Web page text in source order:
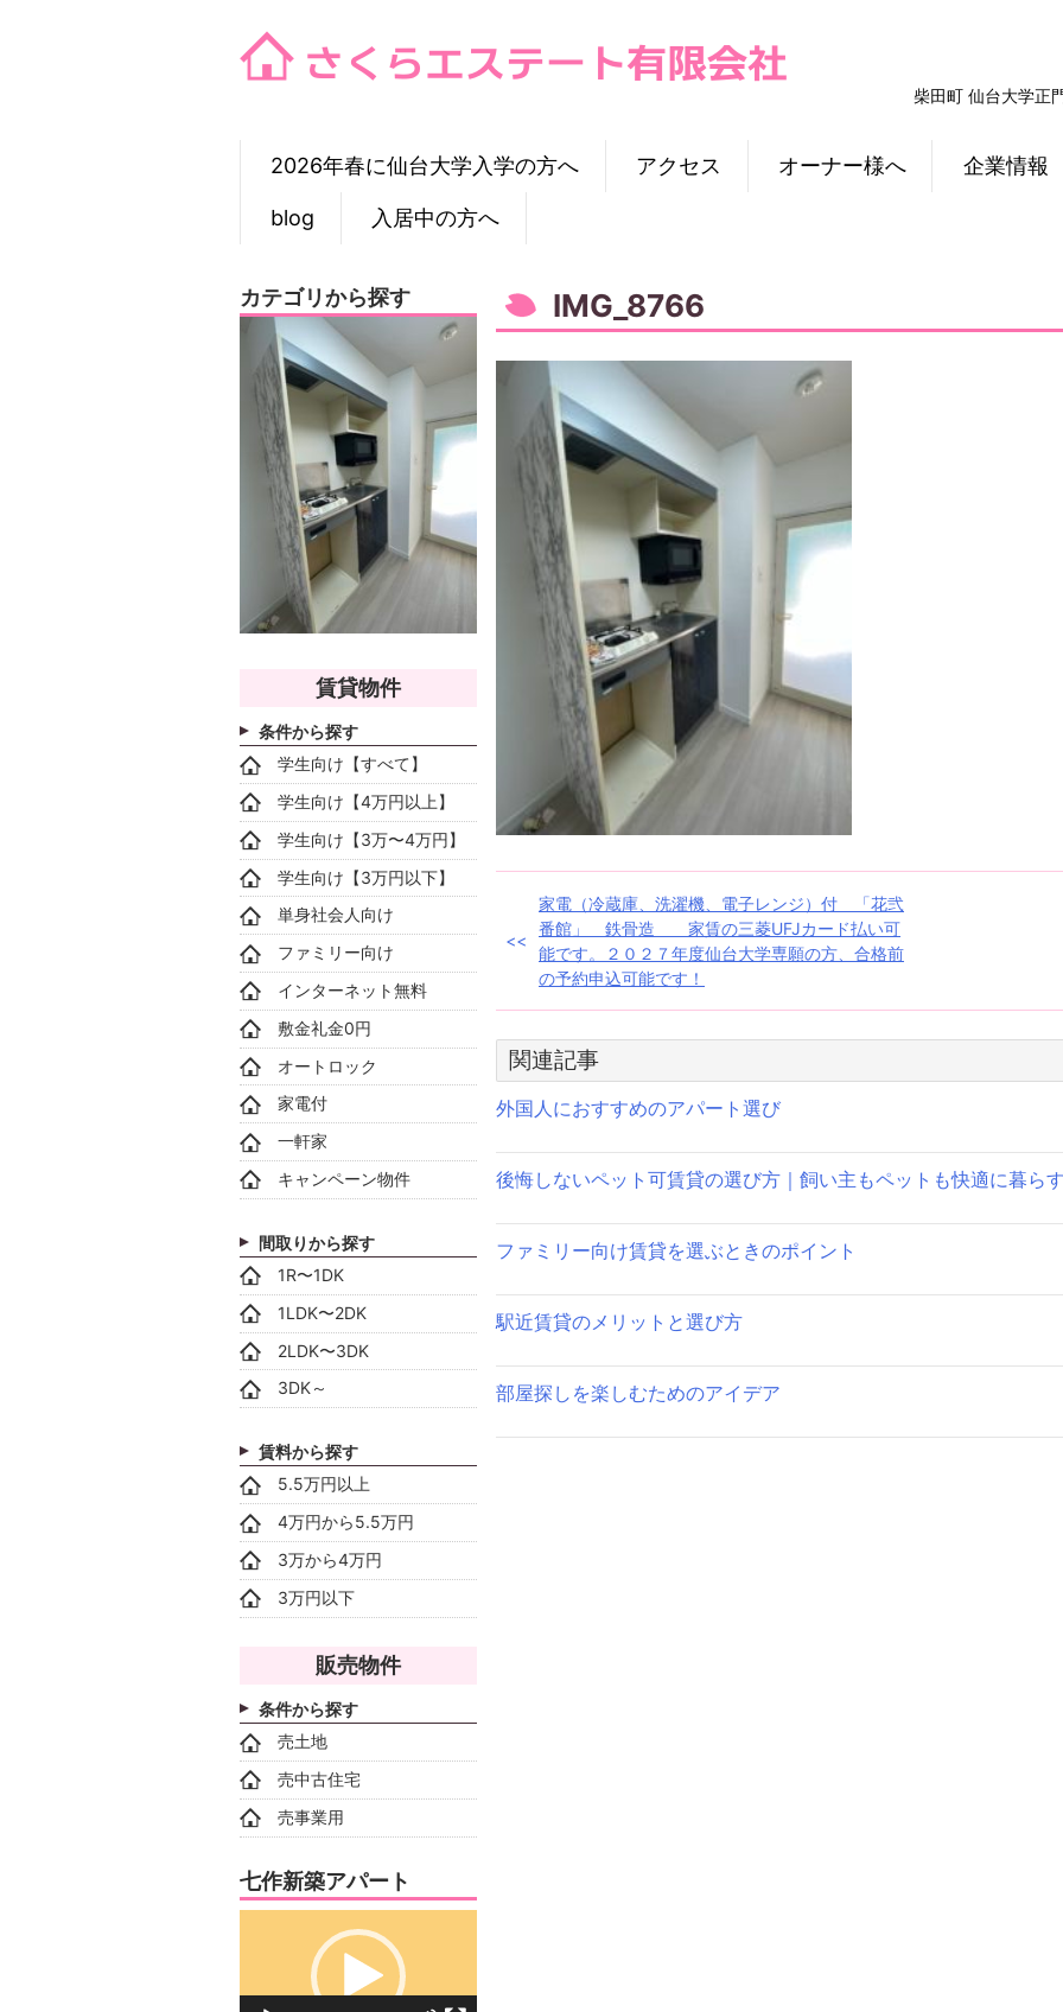
柴田町 仙台大学正
2026年春に仙台大学入学の方へ アクセス オーナー様へ 企業情報
blog 入居中の方へ
IMG_8766
稿
ビ
ゲ
ー
シ
ン
家電（冷蔵庫、洗濯機、電子レンジ）付 「花弐
番館」 鉄骨造 家賃の三菱UFJカード払い可
能です。２０２７年度仙台大学専願の方、合格前
の予約申込可能です！
関連記事
外国人におすすめのアパート選び
後悔しないペット可賃貸の選び方｜飼い主もペットも快適に暮ら
ファミリー向け賃貸を選ぶときのポイント
駅近賃貸のメリットと選び方
部屋探しを楽しむためのアイデア
カテゴリから探す
賃貸物件
条件から探す
学生向け【すべて】
学生向け【4万円以上】
学生向け【3万〜4万円】
学生向け【3万円以下】
単身社会人向け
ファミリー向け
インターネット無料
敷金礼金0円
オートロック
家電付
一軒家
キャンペーン物件
間取りから探す
1R〜1DK
1LDK〜2DK
2LDK〜3DK
3DK～
賃料から探す
5.5万円以上
4万円から5.5万円
3万から4万円
3万円以下
販売物件
条件から探す
売土地
売中古住宅
売事業用
七作新築アパート